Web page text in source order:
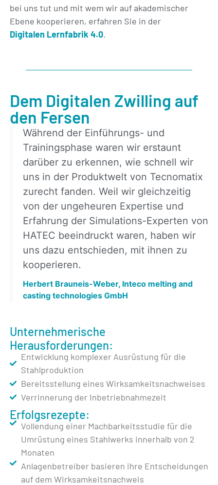
bei uns tut und mit wem wir auf akademischer
Ebene kooperieren, erfahren Sie in der
Digitalen Lernfabrik 4.0.
Dem Digitalen Zwilling auf
den Fersen
Während der Einführungs- und
Trainingsphase waren wir erstaunt
darüber zu erkennen, wie schnell wir
uns in der Produktwelt von Tecnomatix
zurecht fanden. Weil wir gleichzeitig
von der ungeheuren Expertise und
Erfahrung der Simulations-Experten von
HATEC beeindruckt waren, haben wir
uns dazu entschieden, mit ihnen zu
kooperieren.
Herbert Brauneis-Weber, Inteco melting and
casting technologies GmbH
Unternehmerische
Herausforderungen:
Entwicklung komplexer Ausrüstung für die
Stahlproduktion
Bereitsstellung eines Wirksamkeitsnachweises
Verrinnerung der Inbetriebnahmezeit
Erfolgsrezepte:
Vollendung einer Machbarkeitsstudie für die
Umrüstung eines Stahlwerks innerhalb von 2
Monaten
Anlagenbetreiber basieren ihre Entscheidungen
auf dem Wirksamkeitsnachweis